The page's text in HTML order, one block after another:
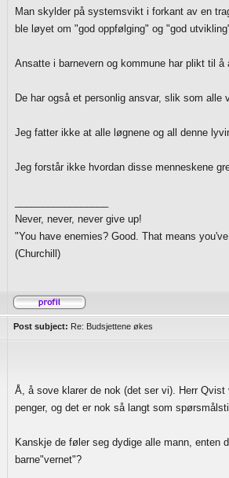
Man skylder på systemsvikt i forkant av en
ble løyet om "god oppfølging" og "god
Ansatte i barnevern og kommune har plikt til å
De har også et personlig ansvar, slik som alle
Jeg fatter ikke at alle løgnene og all denne
Jeg forstår ikke hvordan disse menneskene
Never, never, never give up!
"You have enemies? Good. That means
(Churchill)
Post subject: Re: Budsjettene økes
Å, å sove klarer de nok (det ser vi). Herr
penger, og det er nok så langt som
Kanskje de føler seg dydige alle mann, enten
barne"vernet"?